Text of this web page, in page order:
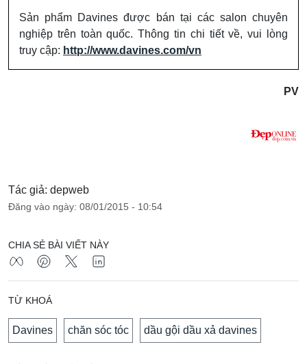
Sản phẩm Davines được bán tại các salon chuyên
nghiệp trên toàn quốc. Thông tin chi tiết về, vui lòng
truy cập: http://www.davines.com/vn
PV
Tác giả: depweb
Đăng vào ngày: 08/01/2015 - 10:54
CHIA SẺ BÀI VIẾT NÀY
TỪ KHOÁ
Davines chăn sóc tóc dầu gội dầu xả davines